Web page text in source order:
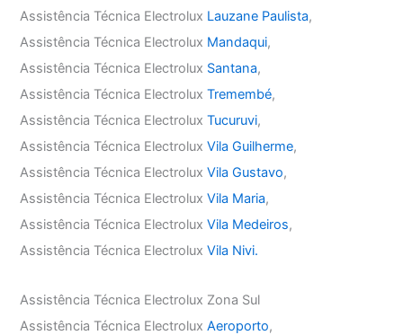
Assistência Técnica Electrolux Lauzane Paulista,
Assistência Técnica Electrolux Mandaqui,
Assistência Técnica Electrolux Santana,
Assistência Técnica ElectroluxTremembé,
Assistência Técnica ElectroluxTucuruvi,
Assistência Técnica ElectroluxVila Guilherme,
Assistência Técnica ElectroluxVila Gustavo,
Assistência Técnica ElectroluxVila Maria,
Assistência Técnica ElectroluxVila Medeiros,
Assistência Técnica ElectroluxVila Nivi.
Assistência Técnica Electrolux Zona Sul
Assistência Técnica ElectroluxAeroporto,